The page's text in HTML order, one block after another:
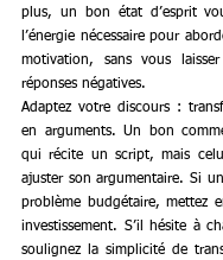
plus, un bon état d’esprit
l’énergie nécessaire pour
motivation, sans vous
réponses négatives.
Adaptez votre discours :
en arguments. Un bon
qui récite un script, mais
ajuster son argumentaire. Si
problème budgétaire, mettez
investissement. S’il hésite à
soulignez la simplicité de